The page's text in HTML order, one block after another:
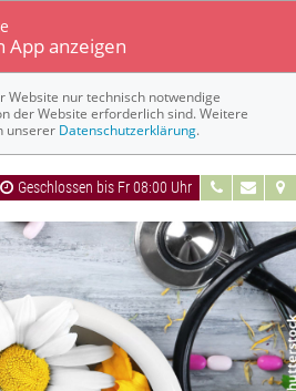
App anzeigen
Website nur technisch notwendige
der Website erforderlich sind. Weitere
unserer Datenschutzerklärung.
Geschlossen bis Fr 08:00 Uhr